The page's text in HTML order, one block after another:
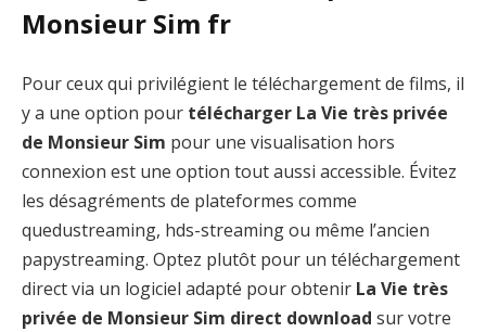
Monsieur Sim fr
Pour ceux qui privilégient le téléchargement de films, il
y a une option pour télécharger La Vie très privée
de Monsieur Sim pour une visualisation hors
connexion est une option tout aussi accessible. Évitez
les désagréments de plateformes comme
quedustreaming, hds-streaming ou même l’ancien
papystreaming. Optez plutôt pour un téléchargement
direct via un logiciel adapté pour obtenir La Vie très
privée de Monsieur Sim direct download sur votre